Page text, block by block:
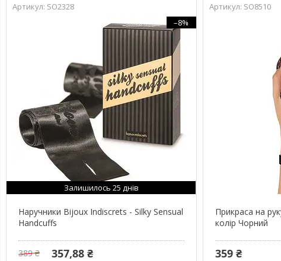
SO2328
–8%
Залишилось 25 днів
Наручники Bijoux Indiscrets - Silky Sensual
Handcuffs
389 ₴ 357,88 ₴
SO8510
Прикраса на
колір Чорний
359 ₴